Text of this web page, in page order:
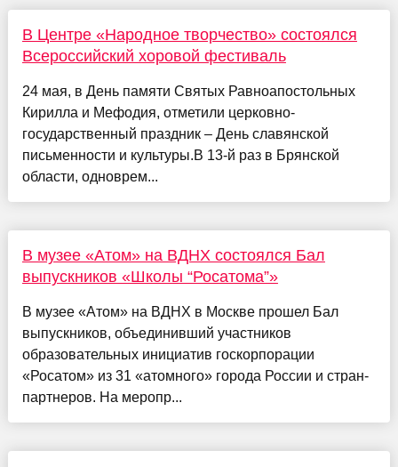
В Центре «Народное творчество» состоялся
Всероссийский хоровой фестиваль
24 мая, в День памяти Святых Равноапостольных
Кирилла и Мефодия, отметили церковно-
государственный праздник – День славянской
письменности и культуры.В 13-й раз в Брянской
области, одноврем...
В музее «Атом» на ВДНХ состоялся Бал
выпускников «Школы “Росатома”»
В музее «Атом» на ВДНХ в Москве прошел Бал
выпускников, объединивший участников
образовательных инициатив госкорпорации
«Росатом» из 31 «атомного» города России и стран-
партнеров. На меропр...